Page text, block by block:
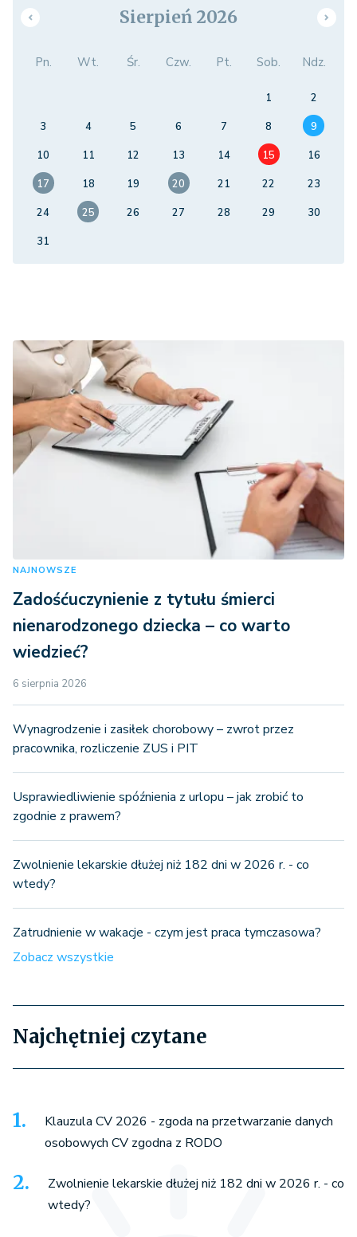
Sierpień 2026
Pn. Wt. Śr. Czw. Pt. Sob. Ndz.
1
2
3
4 5 6 7 8
9
10
11 12 13 14 15
16
17
18 19 20 21 22
23
24
25 26 27 28 29
30
31
NAJNOWSZE
Zadośćuczynienie z tytułu śmierci
nienarodzonego dziecka – co warto
wiedzieć?
6 sierpnia 2026
Wynagrodzenie i zasiłek chorobowy – zwrot przez
pracownika, rozliczenie ZUS i PIT
Usprawiedliwienie spóźnienia z urlopu – jak zrobić to
zgodnie z prawem?
Zwolnienie lekarskie dłużej niż 182 dni w 2026 r. - co
wtedy?
Zatrudnienie w wakacje - czym jest praca tymczasowa?
Zobacz wszystkie
Najchętniej czytane
Klauzula CV 2026 - zgoda na przetwarzanie danych
osobowych CV zgodna z RODO
Zwolnienie lekarskie dłużej niż 182 dni w 2026 r. - co
wtedy?